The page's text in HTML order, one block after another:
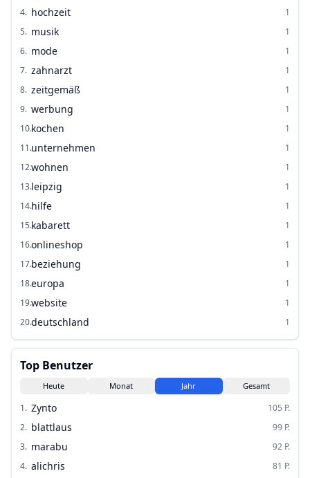
4. hochzeit
1
5. musik
1
6. mode
1
7. zahnarzt
1
8. zeitgemäß
1
9. werbung
1
10.kochen
1
11.unternehmen
1
12.wohnen
1
13.leipzig
1
14.hilfe
1
15.kabarett
1
16.onlineshop
1
17.beziehung
1
18.europa
1
19.website
1
20.deutschland 1
Top Benutzer
Heute Monat Jahr Gesamt
1. Zynto 105 P.
2. blattlaus 99 P.
3. marabu 92 P.
4. alichris 81 P.